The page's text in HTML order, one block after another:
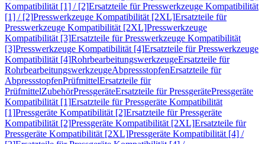
Kompatibilität [1] / [2]Ersatzteile für Presswerkzeuge Kompatibilität
[1] / [2]Presswerkzeuge Kompatibilität [2XL]Ersatzteile für
Presswerkzeuge Kompatibilität [2XL]Presswerkzeuge
Kompatibilität [3]Ersatzteile für Presswerkzeuge Kompatibilität
[3]Presswerkzeuge Kompatibilität [4]Ersatzteile für Presswerkzeuge
Kompatibilität [4]RohrbearbeitungswerkzeugeErsatzteile für
RohrbearbeitungswerkzeugeAbpressstopfenErsatzteile für
AbpressstopfenPrüfmittelErsatzteile für
PrüfmittelZubehörPressgeräteErsatzteile für PressgerätePressgeräte
Kompatibilität [1]Ersatzteile für Pressgeräte Kompatibilität
[1]Pressgeräte Kompatibilität [2]Ersatzteile für Pressgeräte
Kompatibilität [2]Pressgeräte Kompatibilität [2XL]Ersatzteile für
Pressgeräte Kompatibilität [2XL]Pressgeräte Kompatibilität [4] /